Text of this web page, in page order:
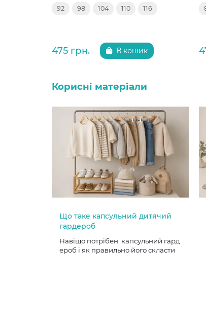
92 98 104 110 116
475 грн. В кошик
Корисні матеріали
Що таке капсульний дитячий
гардероб
Навіщо потрібен капсульний гард
ероб і як правильно його скласти